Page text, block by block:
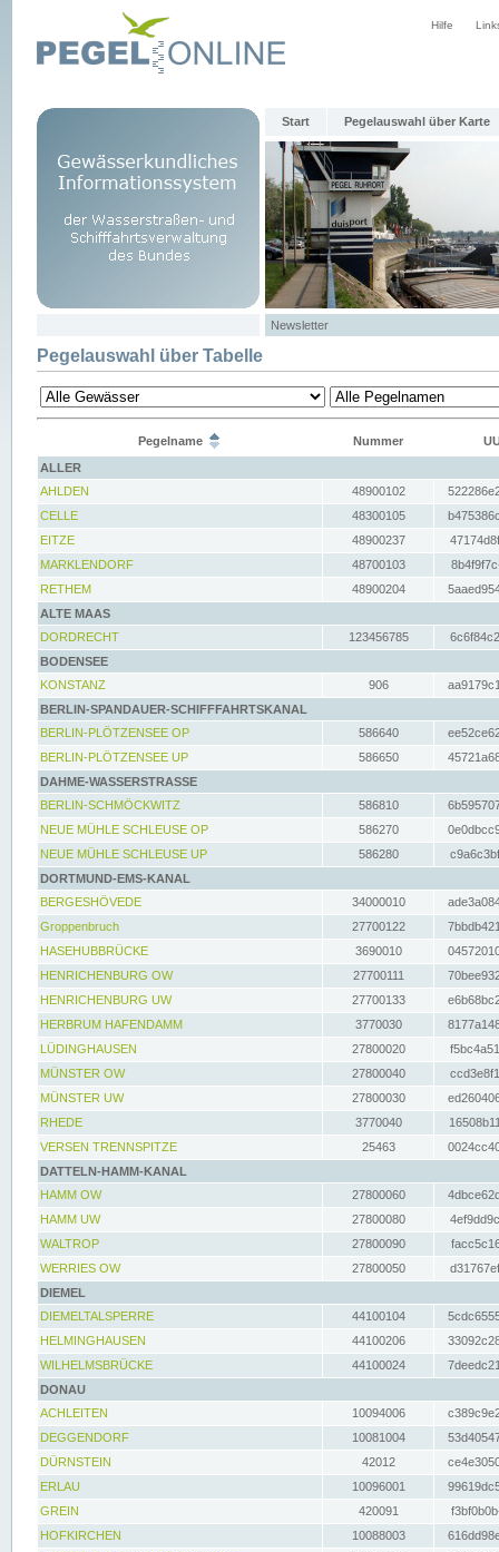
Hilfe
Start Pegelauswahl über Karte
Newsletter
Pegelauswahl über Tabelle
Pegelname Nummer
ALLER
AHLDEN
48900102
CELLE
48300105
EITZE
48900237
MARKLENDORF
48700103
RETHEM
48900204
ALTE MAAS
DORDRECHT
123456785
BODENSEE
KONSTANZ
906
BERLIN-SPANDAUER-SCHIFFFAHRTSKANAL
BERLIN-PLÖTZENSEE OP
586640
BERLIN-PLÖTZENSEE UP
586650
DAHME-WASSERSTRASSE
BERLIN-SCHMÖCKWITZ
586810
NEUE MÜHLE SCHLEUSE OP
586270
NEUE MÜHLE SCHLEUSE UP
586280
DORTMUND-EMS-KANAL
BERGESHÖVEDE
34000010
Groppenbruch
27700122
HASEHUBBRÜCKE
3690010
HENRICHENBURG OW
27700111
HENRICHENBURG UW
27700133
HERBRUM HAFENDAMM
3770030
LÜDINGHAUSEN
27800020
MÜNSTER OW
27800040
MÜNSTER UW
27800030
RHEDE
3770040
VERSEN TRENNSPITZE
25463
DATTELN-HAMM-KANAL
HAMM OW
27800060
HAMM UW
27800080
WALTROP
27800090
WERRIES OW
27800050
DIEMEL
DIEMELTALSPERRE
44100104
HELMINGHAUSEN
44100206
WILHELMSBRÜCKE
44100024
DONAU
ACHLEITEN
10094006
DEGGENDORF
10081004
DÜRNSTEIN
42012
ERLAU
10096001
GREIN
420091
HOFKIRCHEN
10088003